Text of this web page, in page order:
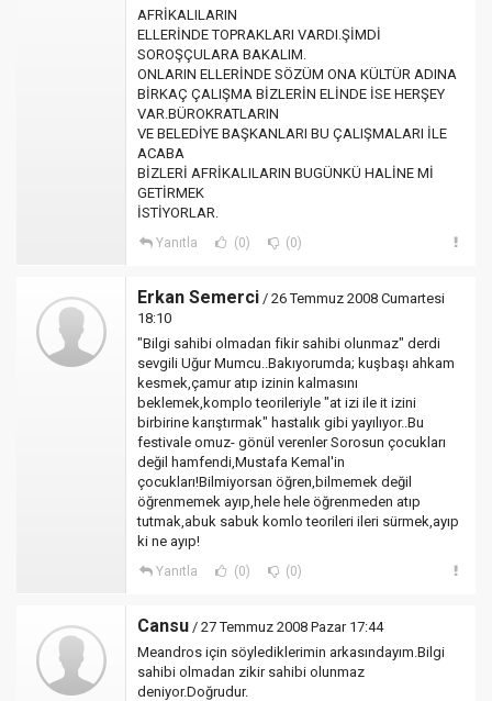
AFRİKALILARIN
ELLERİNDE TOPRAKLARI VARDI.ŞİMDİ
SOROŞÇULARA BAKALIM.
ONLARIN ELLERİNDE SÖZÜM ONA KÜLTÜR ADINA
BİRKAÇ ÇALIŞMA BİZLERİN ELİNDE İSE HERŞEY
VAR.BÜROKRATLARIN
VE BELEDİYE BAŞKANLARI BU ÇALIŞMALARI İLE
ACABA
BİZLERİ AFRİKALILARIN BUGÜNKÜ HALİNE Mİ
GETİRMEK
İSTİYORLAR.
Yanıtla (0) (0)
Erkan Semerci / 26 Temmuz 2008 Cumartesi
18:10
"Bilgi sahibi olmadan fikir sahibi olunmaz" derdi
sevgili Uğur Mumcu..Bakıyorumda; kuşbaşı ahkam
kesmek,çamur atıp izinin kalmasını
beklemek,komplo teorileriyle "at izi ile it izini
birbirine karıştırmak" hastalık gibi yayılıyor..Bu
festivale omuz- gönül verenler Sorosun çocukları
değil hamfendi,Mustafa Kemal'in
çocukları!Bilmiyorsan öğren,bilmemek değil
öğrenmemek ayıp,hele hele öğrenmeden atıp
tutmak,abuk sabuk komlo teorileri ileri sürmek,ayıp
ki ne ayıp!
Yanıtla (0) (0)
Cansu / 27 Temmuz 2008 Pazar 17:44
Meandros için söylediklerimin arkasındayım.Bilgi
sahibi olmadan zikir sahibi olunmaz
deniyor.Doğrudur.